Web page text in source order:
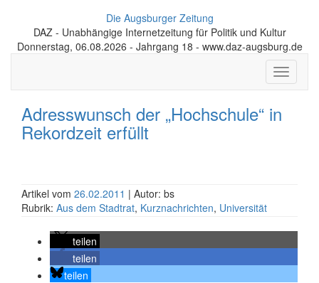
Die Augsburger Zeitung
DAZ - Unabhängige Internetzeitung für Politik und Kultur
Donnerstag, 06.08.2026 - Jahrgang 18 - www.daz-augsburg.de
Toggle
Adresswunsch der „Hochschule“ in
Rekordzeit erfüllt
Artikel vom 26.02.2011 | Autor: bs
Rubrik: Aus dem Stadtrat, Kurznachrichten, Universität
teilen
teilen
teilen